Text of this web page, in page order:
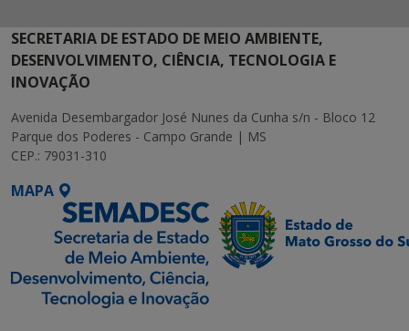
SECRETARIA DE ESTADO DE MEIO AMBIENTE,
DESENVOLVIMENTO, CIÊNCIA, TECNOLOGIA E
INOVAÇÃO
Avenida Desembargador José Nunes da Cunha s/n - Bloco 12
Parque dos Poderes - Campo Grande | MS
CEP.: 79031-310
MAPA